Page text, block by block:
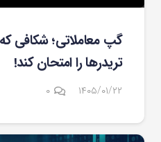
گپ معاملاتی؛ شکافی که
تریدرها را امتحان کند!
۱۴۰۵/۰۱/۲۲ ۰